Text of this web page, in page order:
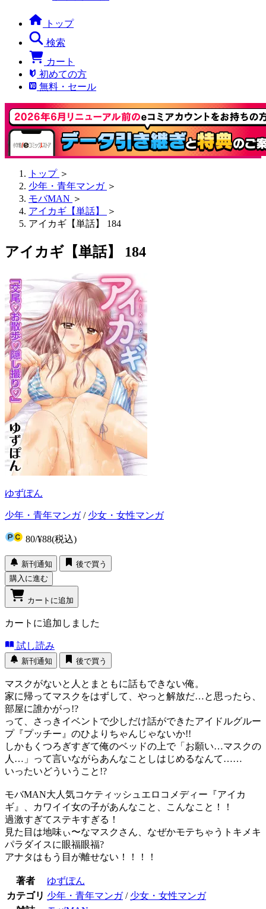
トップ
検索
カート
初めての方
無料・セール
トップ ＞
少年・青年マンガ ＞
モバMAN ＞
アイカギ【単話】
＞
アイカギ【単話】 184
アイカギ【単話】 184
ゆずぽん
少年・青年マンガ/ 少女・女性マンガ
80/¥88(税込)
新刊通知
後で買う
購入に進む
カートに追加
カートに追加しました
試し読み
新刊通知 後で買う
マスクがないと人とまともに話もできない俺。
家に帰ってマスクをはずして、やっと解放だ…と思ったら、
部屋に誰かがっ!?
って、さっきイベントで少しだけ話ができたアイドルグルー
プ『プッチー』のひよりちゃんじゃないか!!
しかもくつろぎすぎて俺のベッドの上で「お願い…マスクの
人…」って言いながらあんなことしはじめるなんて……
いったいどういうこと!?
モバMAN大人気コケティッシュエロコメディー『アイカ
ギ』、カワイイ女の子があんなこと、こんなこと！！
過激すぎてステキすぎる！
見た目は地味ぃ〜なマスクさん、なぜかモテちゃうトキメキ
パラダイスに眼福眼福?
アナタはもう目が離せない！！！！
著者
ゆずぽん
カテゴリ 少年・青年マンガ/ 少女・女性マンガ